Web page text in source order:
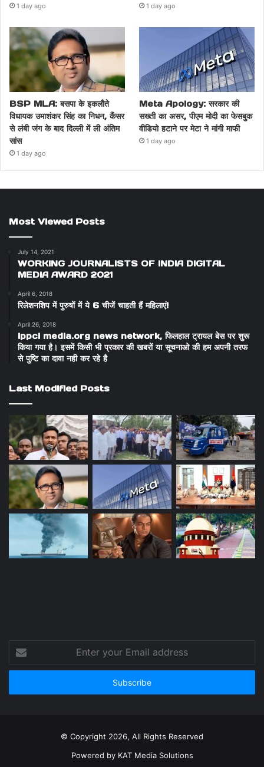
1 day ago 1 day ago
BSP MLA: बसपा के इकलौते
विधायक उमाशंकर सिंह का निधन, कैंसर
से लंबी जंग के बाद दिल्ली में ली अंतिम
सांस
1 day ago
Meta Apology: सरकार की
सख्ती का असर, पीएम मोदी का फेसबुक
वीडियो हटाने पर मेटा ने मांगी माफी
1 day ago
Most Viewed Posts
July 14, 2021
WORKING JOURNALISTS OF INDIA DIGITAL
MEDIA AWARD 2021
April 6, 2018
रिलेशनशिप में पुरुषों में ये 6 चीजें चाहती हैं महिलाएं!
April 26, 2018
ippci media.org news network, फिलहाल ट्रायल बेस पर शुरू
किया गया है। इसमें किसी भी प्रकार की खबरों या सूचनाओ की हम अपनी तरफ
से पुष्टि का दावा नही कर रहे है
Last Modified Posts
your
Email
© Copyright 2026, All Rights Reserved
Powered by KAT Media Solutions